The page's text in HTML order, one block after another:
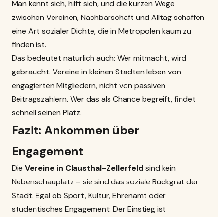
Man kennt sich, hilft sich, und die kurzen Wege
zwischen Vereinen, Nachbarschaft und Alltag schaffen
eine Art sozialer Dichte, die in Metropolen kaum zu
finden ist.
Das bedeutet natürlich auch: Wer mitmacht, wird
gebraucht. Vereine in kleinen Städten leben von
engagierten Mitgliedern, nicht von passiven
Beitragszahlern. Wer das als Chance begreift, findet
schnell seinen Platz.
Fazit: Ankommen über
Engagement
Die Vereine in Clausthal-Zellerfeld sind kein
Nebenschauplatz – sie sind das soziale Rückgrat der
Stadt. Egal ob Sport, Kultur, Ehrenamt oder
studentisches Engagement: Der Einstieg ist